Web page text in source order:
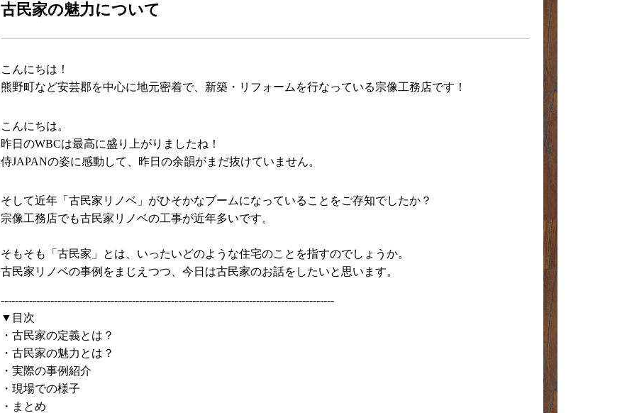
古民家の魅力について
こんにちは！
熊野町など安芸郡を中心に地元密着で、新築・リフォームを行なっている宗像工務店です！
こんにちは。
昨日のWBCは最高に盛り上がりましたね！
侍JAPANの姿に感動して、昨日の余韻がまだ抜けていません。
そして近年「古民家リノベ」がひそかなブームになっていることをご存知でしたか？
宗像工務店でも古民家リノベの工事が近年多いです。
そもそも「古民家」とは、いったいどのような住宅のことを指すのでしょうか。
古民家リノベの事例をまじえつつ、今日は古民家のお話をしたいと思います。
----------------------------------------------------------------------------------------------
▼目次
・古民家の定義とは？
・古民家の魅力とは？
・実際の事例紹介
・現場での様子
・まとめ